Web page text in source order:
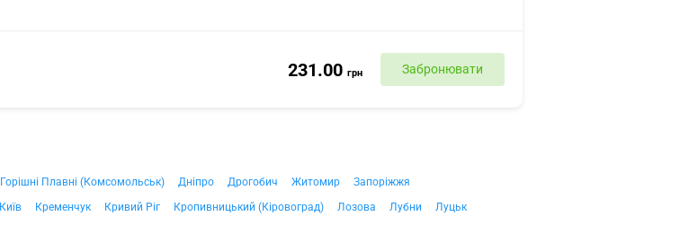
231.00 грн Забронювати
Горішні Плавні (Комсомольськ) Дніпро Дрогобич Житомир
Запоріжжя
Київ Кременчук Кривий Ріг Кропивницький (Кіровоград) Лозова Лубни
Луцьк